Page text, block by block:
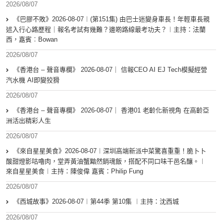
2026/08/07
《巴膠不敗》2026-08-07︱(第151集) 由巴士迷變身車長！年輕車長親
述入行心路歷程｜報名考試有幾難？邊啲路線最考功夫？︱主持：法蘭
西，嘉賓︰Bowan
2026/08/07
《香港台 – 聲音專欄》 2026-08-07｜ 信報CEO AI EJ Tech模擬經營
汽水機 AI即變狡猾
2026/08/07
《香港台 – 聲音專欄》 2026-08-07｜ 香港01 老齡化新視角 在高齡亞
洲活出精彩人生
2026/08/07
《來自星星美食》2026-08-07︱深圳高端新派中菜驚喜重重！脆卜卜
酸甜燈影咕嚕肉，堂弄黃油蟹黯然銷魂飯，搭配不同口味干邑名釀。︱
來自星星美食︱主持：陳俊偉 嘉賓：Philip Fung
2026/08/07
《西城故事》2026-08-07︱第44季 第10集 ︱主持：沈西城
2026/08/07